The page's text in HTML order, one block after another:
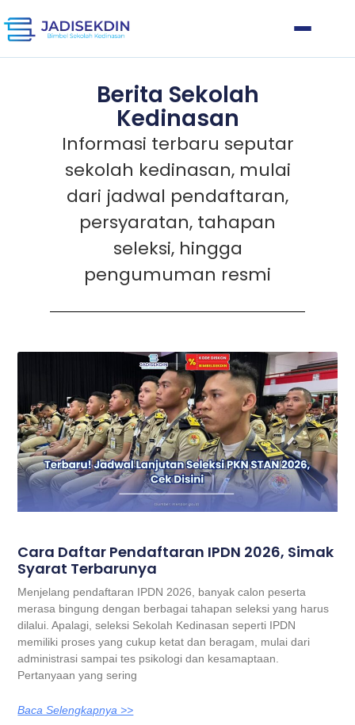
Berita Sekolah
Kedinasan
Informasi terbaru seputar
sekolah kedinasan, mulai
dari jadwal pendaftaran,
persyaratan, tahapan
seleksi, hingga
pengumuman resmi
Cara Daftar Pendaftaran IPDN 2026, Simak
Syarat Terbarunya
Menjelang pendaftaran IPDN 2026, banyak calon peserta
merasa bingung dengan berbagai tahapan seleksi yang harus
dilalui. Apalagi, seleksi Sekolah Kedinasan seperti IPDN
memiliki proses yang cukup ketat dan beragam, mulai dari
administrasi sampai tes psikologi dan kesamaptaan.
Pertanyaan yang sering
Baca Selengkapnya >>